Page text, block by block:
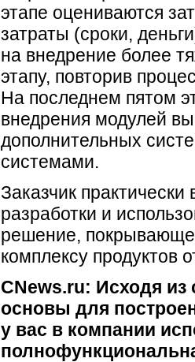
этапе оцениваются
затраты (сроки,
на внедрение более
этапу, повторив
На последнем пятом
внедрения модулей
дополнительных
системами.
Заказчик
разработки и
решение,
комплексу продуктов
CNews.ru: Исходя из
основы для
у вас в компании